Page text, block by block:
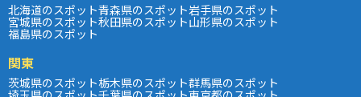
北海道のスポット青森県のスポット岩手県のスポット
宮城県のスポット秋田県のスポット山形県のスポット
福島県のスポット
関東
茨城県のスポット栃木県のスポット群馬県のスポット